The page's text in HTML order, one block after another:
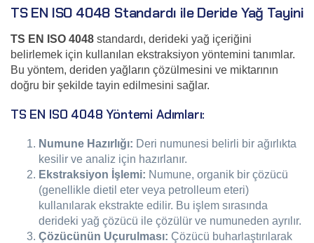
TS EN ISO 4048 Standardı ile Deride Yağ Tayini
TS EN ISO 4048 standardı, derideki yağ içeriğini
belirlemek için kullanılan ekstraksiyon yöntemini tanımlar.
Bu yöntem, deriden yağların çözülmesini ve miktarının
doğru bir şekilde tayin edilmesini sağlar.
TS EN ISO 4048 Yöntemi Adımları:
Numune Hazırlığı: Deri numunesi belirli bir ağırlıkta
kesilir ve analiz için hazırlanır.
Ekstraksiyon İşlemi: Numune, organik bir çözücü
(genellikle dietil eter veya petrolleum eteri)
kullanılarak ekstrakte edilir. Bu işlem sırasında
derideki yağ çözücü ile çözülür ve numuneden ayrılır.
Çözücünün Uçurulması: Çözücü buharlaştırılarak